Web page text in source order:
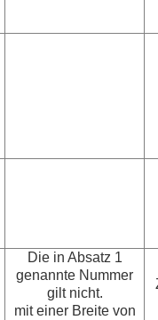
Die in Absatz 1
genannte Nummer
gilt nicht.
mit einer Breite von